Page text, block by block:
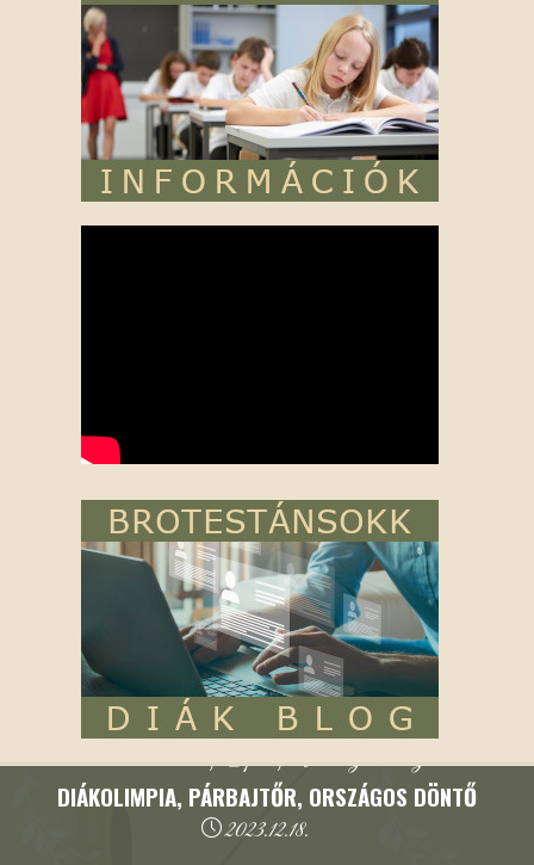
2023/2024. tanév|Sport|Versenyeredmények
DIÁKOLIMPIA, PÁRBAJTŐR, ORSZÁGOS DÖNTŐ
2023.12.18.